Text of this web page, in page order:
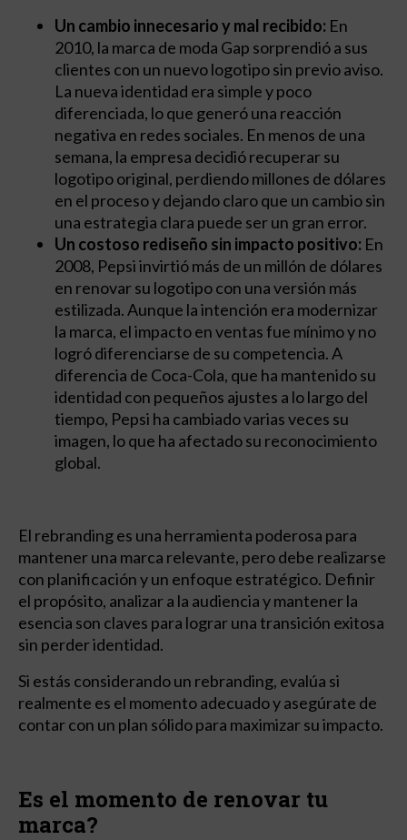
Un cambio innecesario y mal recibido: En
2010, la marca de moda Gap sorprendió a sus
clientes con un nuevo logotipo sin previo aviso.
La nueva identidad era simple y poco
diferenciada, lo que generó una reacción
negativa en redes sociales. En menos de una
semana, la empresa decidió recuperar su
logotipo original, perdiendo millones de dólares
en el proceso y dejando claro que un cambio sin
una estrategia clara puede ser un gran error.
Un costoso rediseño sin impacto positivo: En
2008, Pepsi invirtió más de un millón de dólares
en renovar su logotipo con una versión más
estilizada. Aunque la intención era modernizar
la marca, el impacto en ventas fue mínimo y no
logró diferenciarse de su competencia. A
diferencia de Coca-Cola, que ha mantenido su
identidad con pequeños ajustes a lo largo del
tiempo, Pepsi ha cambiado varias veces su
imagen, lo que ha afectado su reconocimiento
global.
El rebranding es una herramienta poderosa para
mantener una marca relevante, pero debe realizarse
con planificación y un enfoque estratégico. Definir
el propósito, analizar a la audiencia y mantener la
esencia son claves para lograr una transición exitosa
sin perder identidad.
Si estás considerando un rebranding, evalúa si
realmente es el momento adecuado y asegúrate de
contar con un plan sólido para maximizar su impacto.
Es el momento de renovar tu
marca?